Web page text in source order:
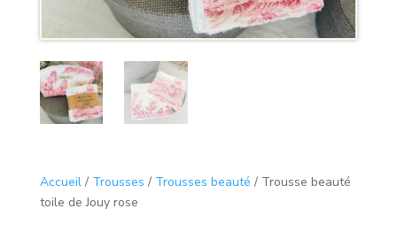
Accueil/ Trousses / Trousses beauté / Trousse beauté
toile de Jouy rose